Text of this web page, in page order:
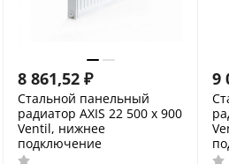
8 861,52 ₽
Стальной панельный
радиатор AXIS 22 500 x 900
Ventil, нижнее
подключение
9